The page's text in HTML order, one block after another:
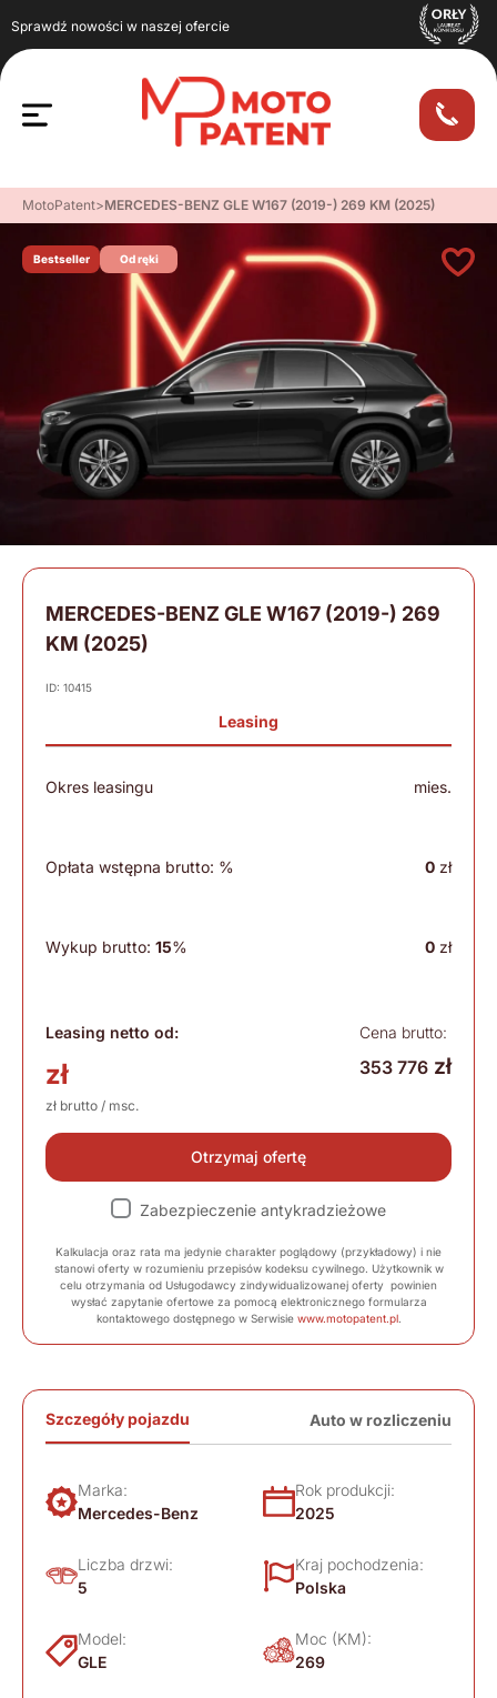
Sprawdź nowości w naszej ofercie
MotoPatent>MERCEDES-BENZ GLE W167 (2019-) 269 KM (2025)
Bestseller Od ręki
MERCEDES-BENZ GLE W167 (2019-) 269
KM (2025)
ID: 10415
Leasing
Okres leasingu mies.
Opłata wstępna brutto: % 0 zł
Wykup brutto: 15% 0 zł
Leasing netto od:
zł
zł brutto / msc.
Cena brutto:
353 776 zł
Otrzymaj ofertę
Zabezpieczenie antykradzieżowe
Kalkulacja oraz rata ma jedynie charakter poglądowy (przykładowy) i nie
stanowi oferty w rozumieniu przepisów kodeksu cywilnego. Użytkownik w
celu otrzymania od Usługodawcy zindywidualizowanej oferty powinien
wysłać zapytanie ofertowe za pomocą elektronicznego formularza
kontaktowego dostępnego w Serwisie www.motopatent.pl.
Szczegóły pojazdu Auto w rozliczeniu
Marka:
Mercedes-Benz
Rok produkcji:
2025
Liczba drzwi:
5
Kraj pochodzenia:
Polska
Model:
GLE
Moc (KM):
269